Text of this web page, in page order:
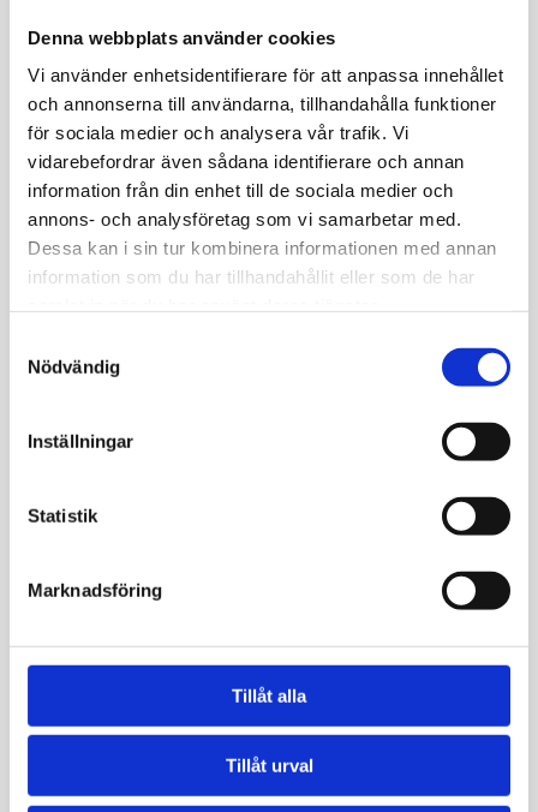
Denna webbplats använder cookies
Vi använder enhetsidentifierare för att anpassa innehållet
och annonserna till användarna, tillhandahålla funktioner
för sociala medier och analysera vår trafik. Vi
vidarebefordrar även sådana identifierare och annan
information från din enhet till de sociala medier och
annons- och analysföretag som vi samarbetar med.
Dessa kan i sin tur kombinera informationen med annan
information som du har tillhandahållit eller som de har
Nödvändig
Inställningar
Statistik
Marknadsföring
Tillåt alla
Tillåt urval
Hashimotos sjukdom, en autoimmun sjukdom som ofta
leder till underaktiv sköldkörtel (hypotyreos). Förhöjda
nivåer kan också förekomma vid Graves sjukdom, som
orsakar överaktivitet i sköldkörteln (hypertyreos), eller vid
postpartumtyreoidit, en övergående inflammation i
sköldkörteln som kan uppstå efter graviditet. Höga TPO-
ak nivåer kan dessutom observeras vid andra
autoimmuna sjukdomar som reumatoid artrit eller typ 1-
Närvaron av TPO-antikroppar indikerar en ökad risk för
att utveckla autoimmuna sköldkörtelsjukdomar, men de
har oftast ingen direkt roll i sjukdomens progression.
Därför används de inte som en indikator för att följa
betyder inte alltid att personen har en pågående
friska individer.
autoimmuna tyreoiditer, särskilt Hashimototyreoidit, där
cirka 95 % av patienterna är positiva. Samtidigt kan upp
till 12 % av friska individer ha mätbara nivåer av TPO-
antikroppar, med en högre prevalens bland kvinnor och
en ökning med åldern.